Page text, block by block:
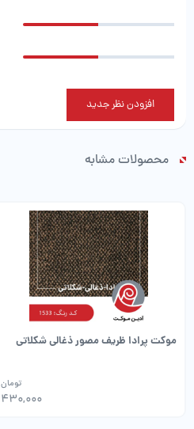
افزودن نظر جدید
محصولات مشابه
موکت پرادا ظریف مصور ذغالی شکلاتی
430,000
تومان